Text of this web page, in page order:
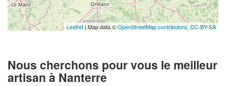
Leaflet| Map data ©OpenStreetMap contributors,CC-BY-SA
Nous cherchons pour vous le meilleur
artisan à Nanterre